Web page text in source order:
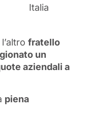
Italia
fratello
un
aziendali a
piena